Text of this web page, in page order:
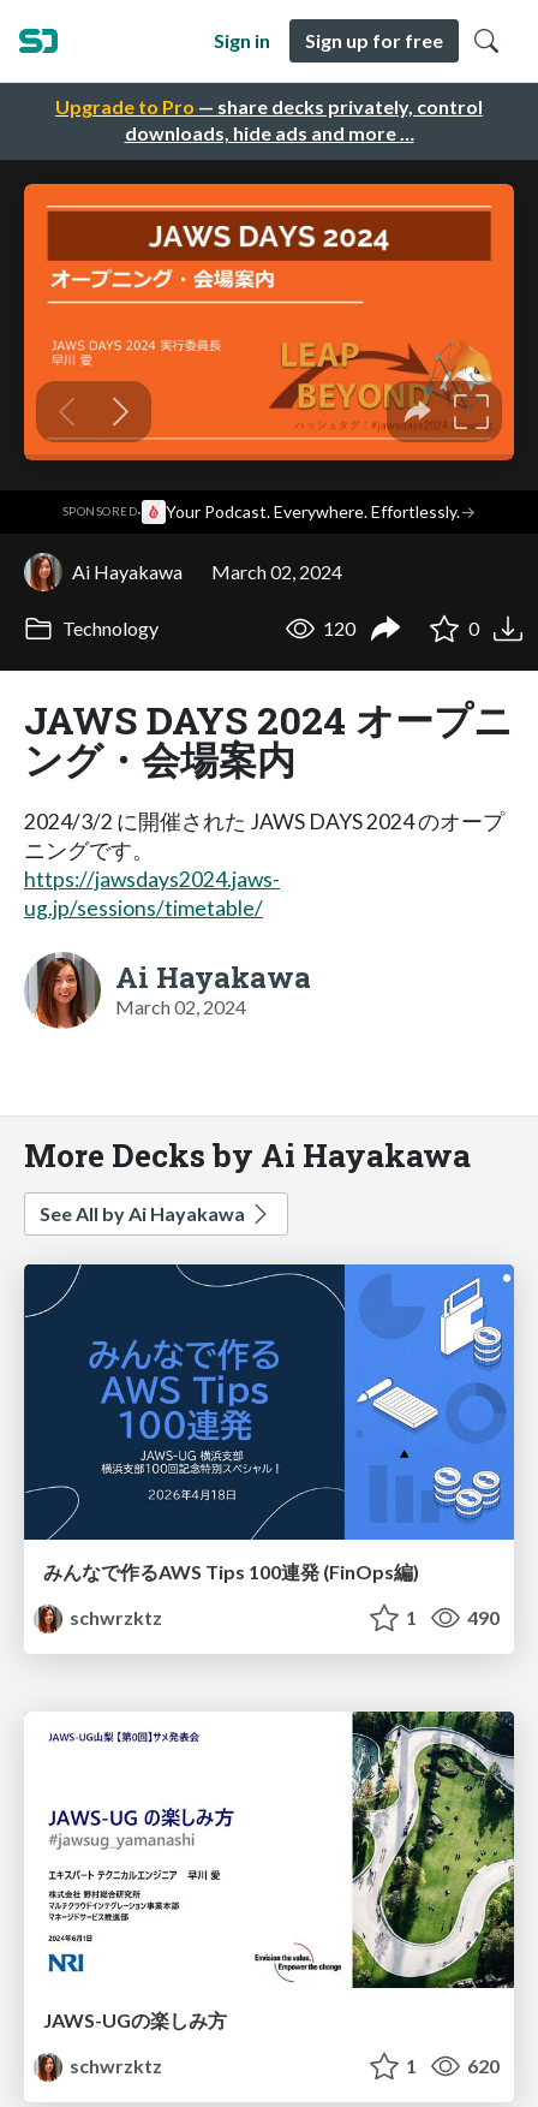
Upgrade to Pro — share decks privately, control
downloads, hide ads and more …
Sign in Sign up for free
SPONSORED· Your Podcast. Everywhere. Effortlessly.→
Ai Hayakawa March 02, 2024
Technology 120 0
JAWS DAYS 2024 オープニ
ング・会場案内
2024/3/2 に開催された JAWS DAYS 2024 のオープ
ニングです。
https://jawsdays2024.jaws-
ug.jp/sessions/timetable/
Ai Hayakawa
March 02, 2024
More Decks by Ai Hayakawa
See All by Ai Hayakawa
みんなで作るAWS Tips 100連発 (FinOps編)
schwrzktz
1 490
JAWS-UGの楽しみ方
schwrzktz
1 620